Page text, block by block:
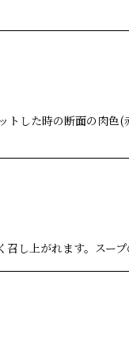
した時の断面の肉色
し上がれます。スープ